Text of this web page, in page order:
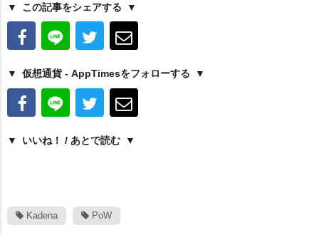
この記事をシェアする
仮想通貨 - AppTimesをフォローする
いいね！ / あとで読む
Kadena PoW